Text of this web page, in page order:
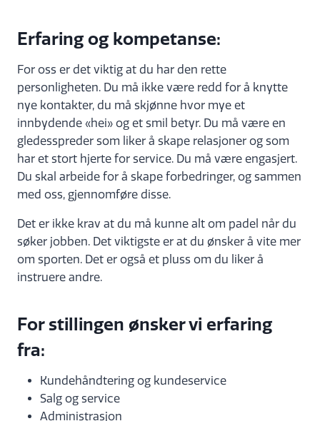
Erfaring og kompetanse:
For oss er det viktig at du har den rette
personligheten. Du må ikke være redd for å knytte
nye kontakter, du må skjønne hvor mye et
innbydende «hei» og et smil betyr. Du må være en
gledesspreder som liker å skape relasjoner og som
har et stort hjerte for service. Du må være engasjert.
Du skal arbeide for å skape forbedringer, og sammen
med oss, gjennomføre disse.
Det er ikke krav at du må kunne alt om padel når du
søker jobben. Det viktigste er at du ønsker å vite mer
om sporten. Det er også et pluss om du liker å
instruere andre.
For stillingen ønsker vi erfaring
fra:
Kundehåndtering og kundeservice
Salg og service
Administrasjon